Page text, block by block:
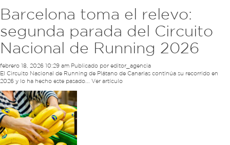
Barcelona toma el relevo:
segunda parada del Circuito
Nacional de Running 2026
febrero 18, 2026 10:29 am Publicado por editor_agencia
El Circuito Nacional de Running de Plátano de Canarias continúa su recorrido en
2026 y lo ha hecho este pasado... Ver artículo